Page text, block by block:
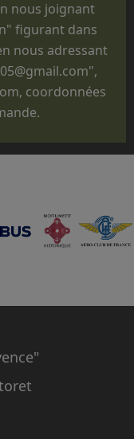
des
journées des
des
de
avion,
d'embarquer des
la mise en
donc de ne
le Noratlas, à
nous joignant
figurant dans
nous adressant
coordonnées